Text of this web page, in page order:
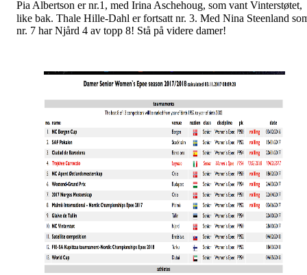
Pia Albertson er nr.1, med Irina Aschehoug, som vant Vinterstøtet,
like bak. Thale Hille-Dahl er fortsatt nr. 3. Med Nina Steenland
nr. 7 har Njård 4 av topp 8! Stå på videre damer!